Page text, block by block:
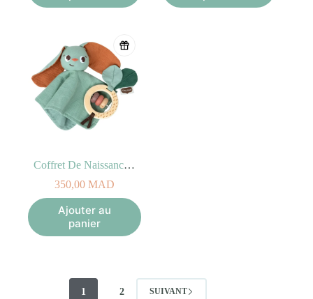
Coffret De Naissance Doudou Plat Garden Of Adventures
350,00 MAD
Ajouter au
panier
1 2 SUIVANT